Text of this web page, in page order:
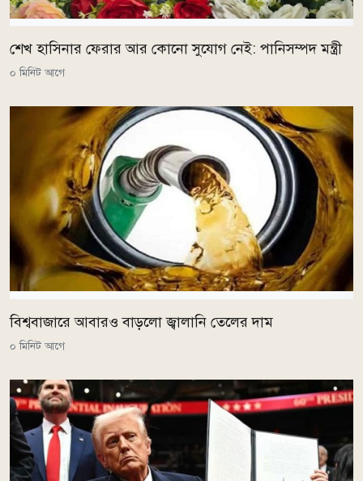
শেখ হাসিনার ফেরার আর কোনো সুযোগ নেই: পানিসম্পদ মন্ত্রী
০ মিনিট আগে
বিশ্ববাজারে আবারও বাড়লো জ্বালানি তেলের দাম
০ মিনিট আগে